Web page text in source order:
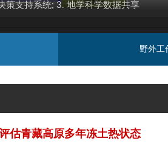
域。
野外工
估青藏高原多年冻土热状态